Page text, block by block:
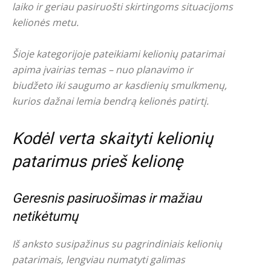
laiko ir geriau pasiruošti skirtingoms situacijoms
kelionės metu.
Šioje kategorijoje pateikiami kelionių patarimai
apima įvairias temas – nuo planavimo ir
biudžeto iki saugumo ar kasdienių smulkmenų,
kurios dažnai lemia bendrą kelionės patirtį.
Kodėl verta skaityti kelionių
patarimus prieš kelionę
Geresnis pasiruošimas ir mažiau
netikėtumų
Iš anksto susipažinus su pagrindiniais kelionių
patarimais, lengviau numatyti galimas